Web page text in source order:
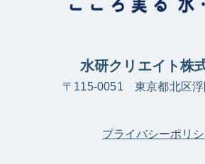
水研クリエイト株
〒115-0051 東京都北区浮
プライバシーポリ